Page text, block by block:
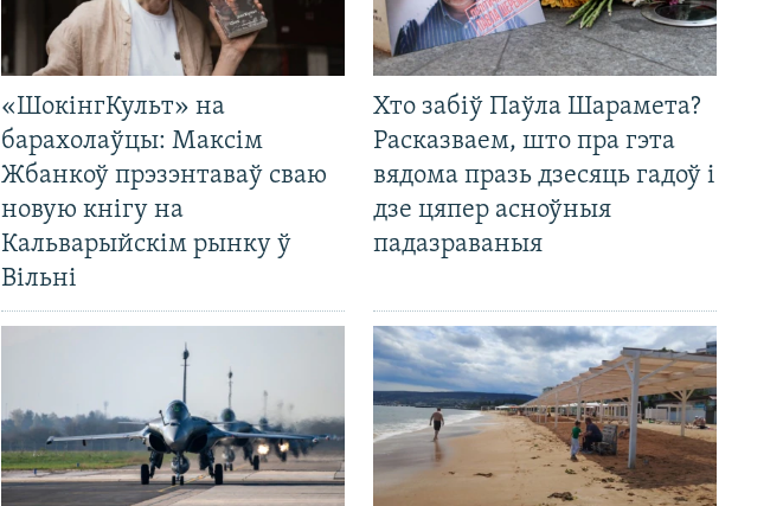
«ШокінгКульт» на
барахолаўцы: Максім
Жбанкоў прэзэнтаваў сваю
новую кнігу на
Кальварыйскім рынку ў
Вільні
Хто забіў Паўла Шарамета?
Расказваем, што пра гэта
вядома празь дзесяць гадоў і
дзе цяпер асноўныя
падазраваныя